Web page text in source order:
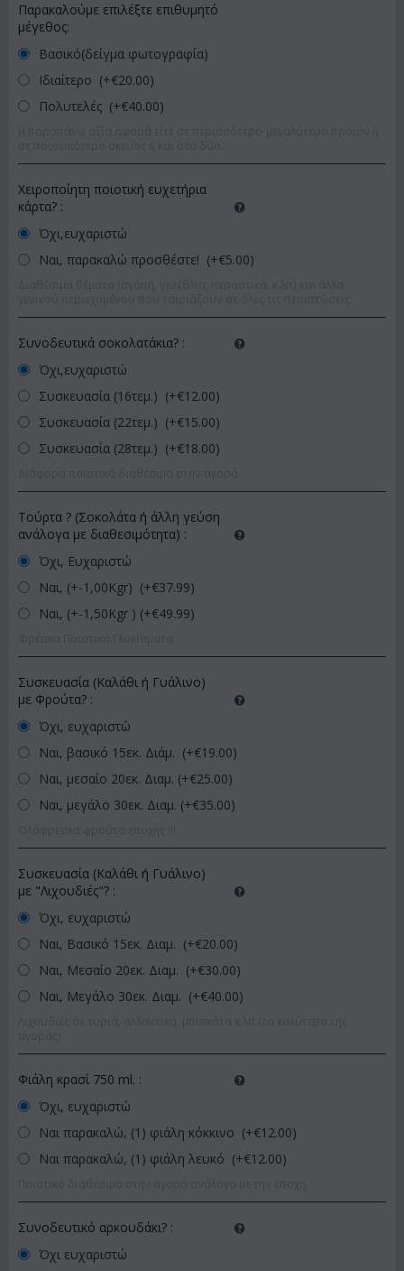
Παρακαλούμε επιλέξτε επιθυμητό
μέγεθος:
Βασικό(δείγμα φωτογραφία)
Ιδιαίτερο (+€20.00)
Πολυτελές (+€40.00)
Χειροποίητη ποιοτική ευχετήρια
κάρτα? :
Όχι,ευχαριστώ
Ναι, παρακαλώ προσθέστε! (+€5.00)
Συνοδευτικά σοκολατάκια? :
Όχι,ευχαριστώ
Συσκευασία (16τεμ.) (+€12.00)
Συσκευασία (22τεμ.) (+€15.00)
Συσκευασία (28τεμ.) (+€18.00)
Τούρτα ? (Σοκολάτα ή άλλη γεύση
ανάλογα με διαθεσιμότητα) :
Όχι, Ευχαριστώ
Ναι, (+-1,00Kgr) (+€37.99)
Ναι, (+-1,50Kgr ) (+€49.99)
Συσκευασία (Καλάθι ή Γυάλινο)
με Φρούτα? :
Όχι, ευχαριστώ
Ναι, βασικό 15εκ. Διάμ. (+€19.00)
Ναι, μεσαίο 20εκ. Διαμ. (+€25.00)
Ναι, μεγάλο 30εκ. Διαμ. (+€35.00)
Συσκευασία (Καλάθι ή Γυάλινο)
με "Λιχουδιές"? :
Όχι, ευχαριστώ
Ναι, Βασικό 15εκ. Διαμ. (+€20.00)
Ναι, Μεσαίο 20εκ. Διαμ. (+€30.00)
Ναι, Μεγάλο 30εκ. Διαμ. (+€40.00)
Φιάλη κρασί 750 ml. :
Όχι, ευχαριστώ
Ναι παρακαλώ, (1) φιάλη κόκκινο (+€12.00)
Ναι παρακαλώ, (1) φιάλη λευκό (+€12.00)
Συνοδευτικό αρκουδάκι? :
Όχι ευχαριστώ